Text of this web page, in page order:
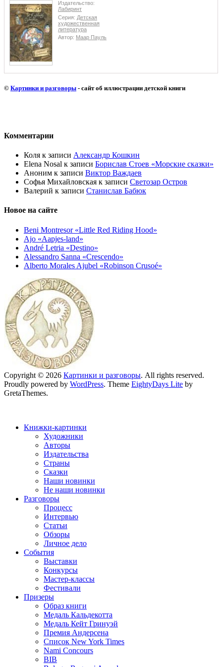
Издательство:
Лабиринт
Серия: Детская
художественная
литература
Автор: Маар Пауль
© Картинки и разговоры - сайт об иллюстрации детской книги
Комментарии
Коля к записи Александр Кошкин
Elena Nosal к записи Борислав Стоев «Морские сказки»
Аноним к записи Виктор Важдаев
Софья Михайловская к записи Светозар Остров
Валерий к записи Станислав Бабюк
Новое на сайте
Beni Montresor «Little Red Riding Hood»
Ajo «Aapjes-land»
André Letria «Destino»
Alessandro Sanna «Crescendo»
Alberto Morales Ajubel «Robinson Crusoé»
Copyright © 2026 Картинки и разговоры. All rights reserved.
Proudly powered by WordPress. Theme EightyDays Lite by
GretaThemes.
Книжки-картинки
Художники
Авторы
Издательства
Страны
Сказки
Наши новинки
Не наши новинки
Разговоры
Процесс
Интервью
Статьи
Обзоры
Личное дело
События
Выставки
Конкурсы
Мастер-классы
Фестивали
Призеры
Образ книги
Медаль Кальдекотта
Медаль Кейт Гринуэй
Премия Андерсена
Список New York Times
Nami Concours
BIB